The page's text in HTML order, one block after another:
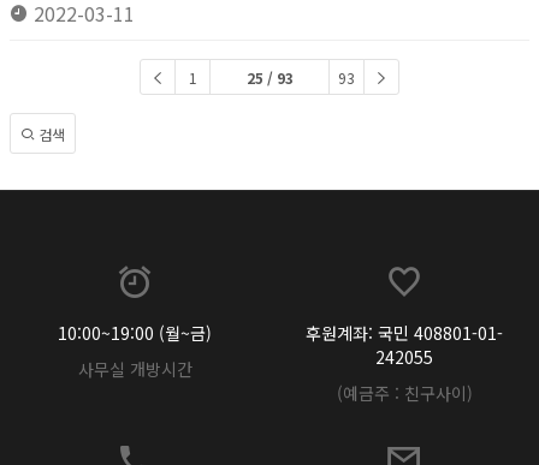
2022-03-11
1 25 / 93 93
검색
10:00~19:00 (월~금)
사무실 개방시간
후원계좌: 국민 408801-01-
242055
(예금주 : 친구사이)